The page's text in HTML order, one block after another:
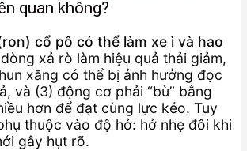
quan không?
cổ pô có thể làm xe ì và hao
xả rò làm hiệu quả thải giảm,
xăng có thể bị ảnh hưởng đọc
và (3) động cơ phải “bù” bằng
hơn để đạt cùng lực kéo. Tuy
thuộc vào độ hở: hở nhẹ đôi khi
gây hụt rõ.